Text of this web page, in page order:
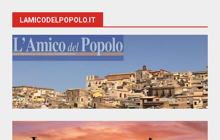
LAMICODELPOPOLO.IT